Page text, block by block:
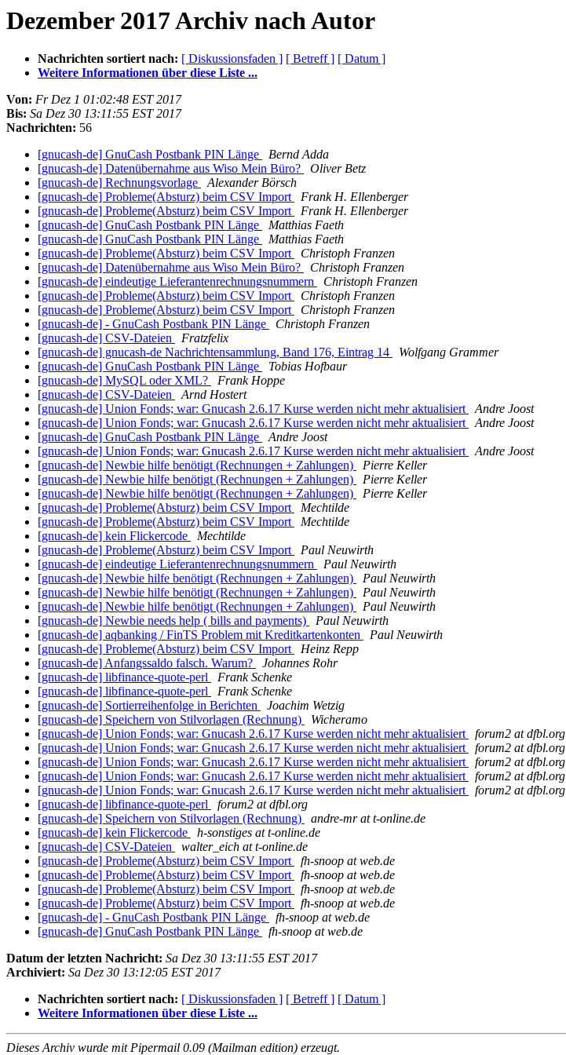
Dezember 2017 Archiv nach Autor
Nachrichten sortiert nach: [ Diskussionsfaden ] [ Betreff ] [ Datum ]
Weitere Informationen über diese Liste ...
Von: Fr Dez 1 01:02:48 EST 2017
Bis: Sa Dez 30 13:11:55 EST 2017
Nachrichten: 56
[gnucash-de] GnuCash Postbank PIN Länge
Bernd Adda
[gnucash-de] Datenübernahme aus Wiso Mein Büro?
Oliver Betz
[gnucash-de] Rechnungsvorlage
Alexander Börsch
[gnucash-de] Probleme(Absturz) beim CSV Import
Frank H. Ellenberger
[gnucash-de] Probleme(Absturz) beim CSV Import
Frank H. Ellenberger
[gnucash-de] GnuCash Postbank PIN Länge
Matthias Faeth
[gnucash-de] GnuCash Postbank PIN Länge
Matthias Faeth
[gnucash-de] Probleme(Absturz) beim CSV Import
Christoph Franzen
[gnucash-de] Datenübernahme aus Wiso Mein Büro?
Christoph Franzen
[gnucash-de] eindeutige Lieferantenrechnungsnummern
Christoph Franzen
[gnucash-de] Probleme(Absturz) beim CSV Import
Christoph Franzen
[gnucash-de] Probleme(Absturz) beim CSV Import
Christoph Franzen
[gnucash-de] - GnuCash Postbank PIN Länge
Christoph Franzen
[gnucash-de] CSV-Dateien
Fratzfelix
[gnucash-de] gnucash-de Nachrichtensammlung, Band 176, Eintrag 14
Wolfgang Grammer
[gnucash-de] GnuCash Postbank PIN Länge
Tobias Hofbaur
[gnucash-de] MySQL oder XML?
Frank Hoppe
[gnucash-de] CSV-Dateien
Arnd Hostert
[gnucash-de] Union Fonds; war: Gnucash 2.6.17 Kurse werden nicht mehr aktualisiert
Andre Joost
[gnucash-de] Union Fonds; war: Gnucash 2.6.17 Kurse werden nicht mehr aktualisiert
Andre Joost
[gnucash-de] GnuCash Postbank PIN Länge
Andre Joost
[gnucash-de] Union Fonds; war: Gnucash 2.6.17 Kurse werden nicht mehr aktualisiert
Andre Joost
[gnucash-de] Newbie hilfe benötigt (Rechnungen + Zahlungen)
Pierre Keller
[gnucash-de] Newbie hilfe benötigt (Rechnungen + Zahlungen)
Pierre Keller
[gnucash-de] Newbie hilfe benötigt (Rechnungen + Zahlungen)
Pierre Keller
[gnucash-de] Probleme(Absturz) beim CSV Import
Mechtilde
[gnucash-de] Probleme(Absturz) beim CSV Import
Mechtilde
[gnucash-de] kein Flickercode
Mechtilde
[gnucash-de] Probleme(Absturz) beim CSV Import
Paul Neuwirth
[gnucash-de] eindeutige Lieferantenrechnungsnummern
Paul Neuwirth
[gnucash-de] Newbie hilfe benötigt (Rechnungen + Zahlungen)
Paul Neuwirth
[gnucash-de] Newbie hilfe benötigt (Rechnungen + Zahlungen)
Paul Neuwirth
[gnucash-de] Newbie hilfe benötigt (Rechnungen + Zahlungen)
Paul Neuwirth
[gnucash-de] Newbie needs help ( bills and payments)
Paul Neuwirth
[gnucash-de] aqbanking / FinTS Problem mit Kreditkartenkonten
Paul Neuwirth
[gnucash-de] Probleme(Absturz) beim CSV Import
Heinz Repp
[gnucash-de] Anfangssaldo falsch. Warum?
Johannes Rohr
[gnucash-de] libfinance-quote-perl
Frank Schenke
[gnucash-de] libfinance-quote-perl
Frank Schenke
[gnucash-de] Sortierreihenfolge in Berichten
Joachim Wetzig
[gnucash-de] Speichern von Stilvorlagen (Rechnung)
Wicheramo
[gnucash-de] Union Fonds; war: Gnucash 2.6.17 Kurse werden nicht mehr aktualisiert
forum2 at dfbl.org
[gnucash-de] Union Fonds; war: Gnucash 2.6.17 Kurse werden nicht mehr aktualisiert
forum2 at dfbl.org
[gnucash-de] Union Fonds; war: Gnucash 2.6.17 Kurse werden nicht mehr aktualisiert
forum2 at dfbl.org
[gnucash-de] Union Fonds; war: Gnucash 2.6.17 Kurse werden nicht mehr aktualisiert
forum2 at dfbl.org
[gnucash-de] Union Fonds; war: Gnucash 2.6.17 Kurse werden nicht mehr aktualisiert
forum2 at dfbl.org
[gnucash-de] libfinance-quote-perl
forum2 at dfbl.org
[gnucash-de] Speichern von Stilvorlagen (Rechnung)
andre-mr at t-online.de
[gnucash-de] kein Flickercode
h-sonstiges at t-online.de
[gnucash-de] CSV-Dateien
walter_eich at t-online.de
[gnucash-de] Probleme(Absturz) beim CSV Import
fh-snoop at web.de
[gnucash-de] Probleme(Absturz) beim CSV Import
fh-snoop at web.de
[gnucash-de] Probleme(Absturz) beim CSV Import
fh-snoop at web.de
[gnucash-de] Probleme(Absturz) beim CSV Import
fh-snoop at web.de
[gnucash-de] - GnuCash Postbank PIN Länge
fh-snoop at web.de
[gnucash-de] GnuCash Postbank PIN Länge
fh-snoop at web.de
Datum der letzten Nachricht: Sa Dez 30 13:11:55 EST 2017
Archiviert: Sa Dez 30 13:12:05 EST 2017
Nachrichten sortiert nach: [ Diskussionsfaden ] [ Betreff ] [ Datum ]
Weitere Informationen über diese Liste ...
Dieses Archiv wurde mit Pipermail 0.09 (Mailman edition) erzeugt.